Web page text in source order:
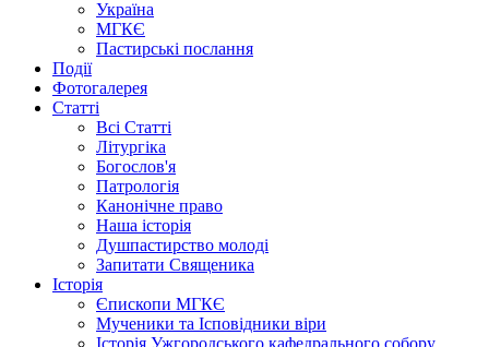
Україна
МГКЄ
Пастирські послання
Події
Фотогалерея
Статті
Всі Статті
Літургіка
Богослов'я
Патрологія
Канонічне право
Наша історія
Душпастирство молоді
Запитати Священика
Історія
Єпископи МГКЄ
Мученики та Ісповідники віри
Історія Ужгородського кафедрального собору